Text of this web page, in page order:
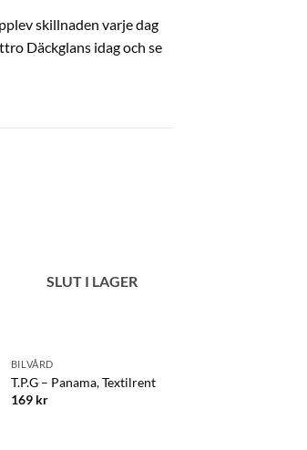
skillnaden varje dag
Däckglans idag och se
SLUT I LAGER
BILVÅRD
T.P.G – Panama, Textilrent
169 kr